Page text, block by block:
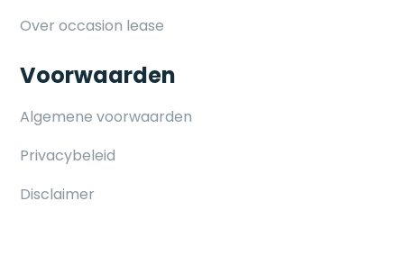
Over occasion lease
Voorwaarden
Algemene voorwaarden
Privacybeleid
Disclaimer